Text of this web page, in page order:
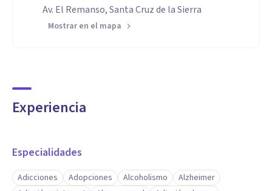
Av. El Remanso, Santa Cruz de la Sierra
Mostrar en el mapa
Experiencia
Especialidades
Adicciones Adopciones Alcoholismo
Alzheimer